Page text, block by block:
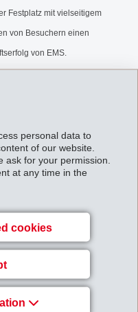
personal data to
of our website.
ask for your permission.
at any time in the
cookies
Festplatz mit vielseitigem
von Besuchern einen
von EMS.